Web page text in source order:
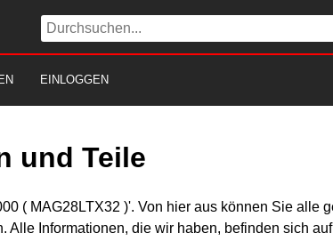
EINLOGGEN
und Teile
( MAG28LTX32 )'. Von hier aus können Sie alle
Informationen, die wir haben, befinden sich